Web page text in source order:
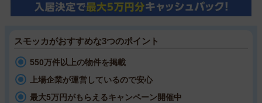
スモッカがおすすめな3つのポイント
550万件以上の物件を掲載
上場企業が運営しているので安心
最大5万円がもらえるキャンペーン開催中